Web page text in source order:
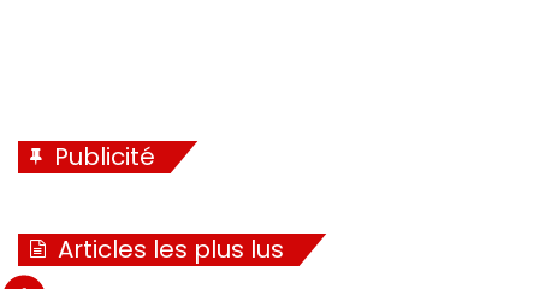
Publicité
Articles les plus lus